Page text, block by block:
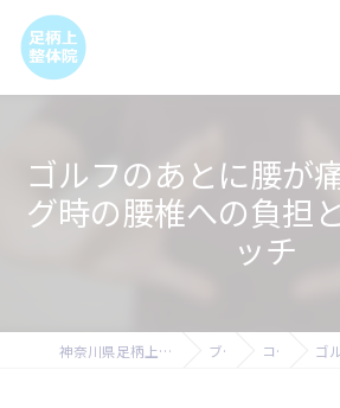
ゴルフのあとに腰が
グ時の腰椎への負担
ッチ
神奈川県足柄上郡の腰痛なら足柄上整体院 ブログ コラム ゴルフの